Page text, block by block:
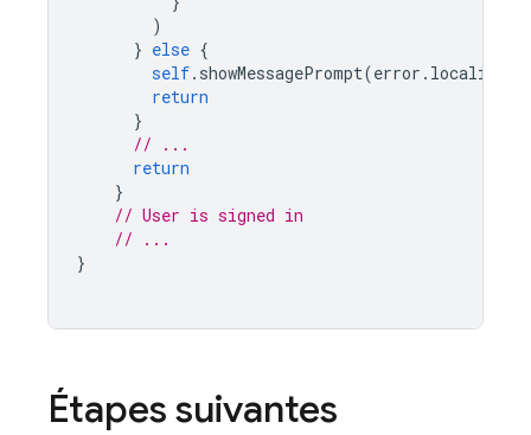
)
} else {
self. showMessagePrompt(error .
return
}
// ...
return
}
// User is signed in
// ...
}
Étapes suivantes